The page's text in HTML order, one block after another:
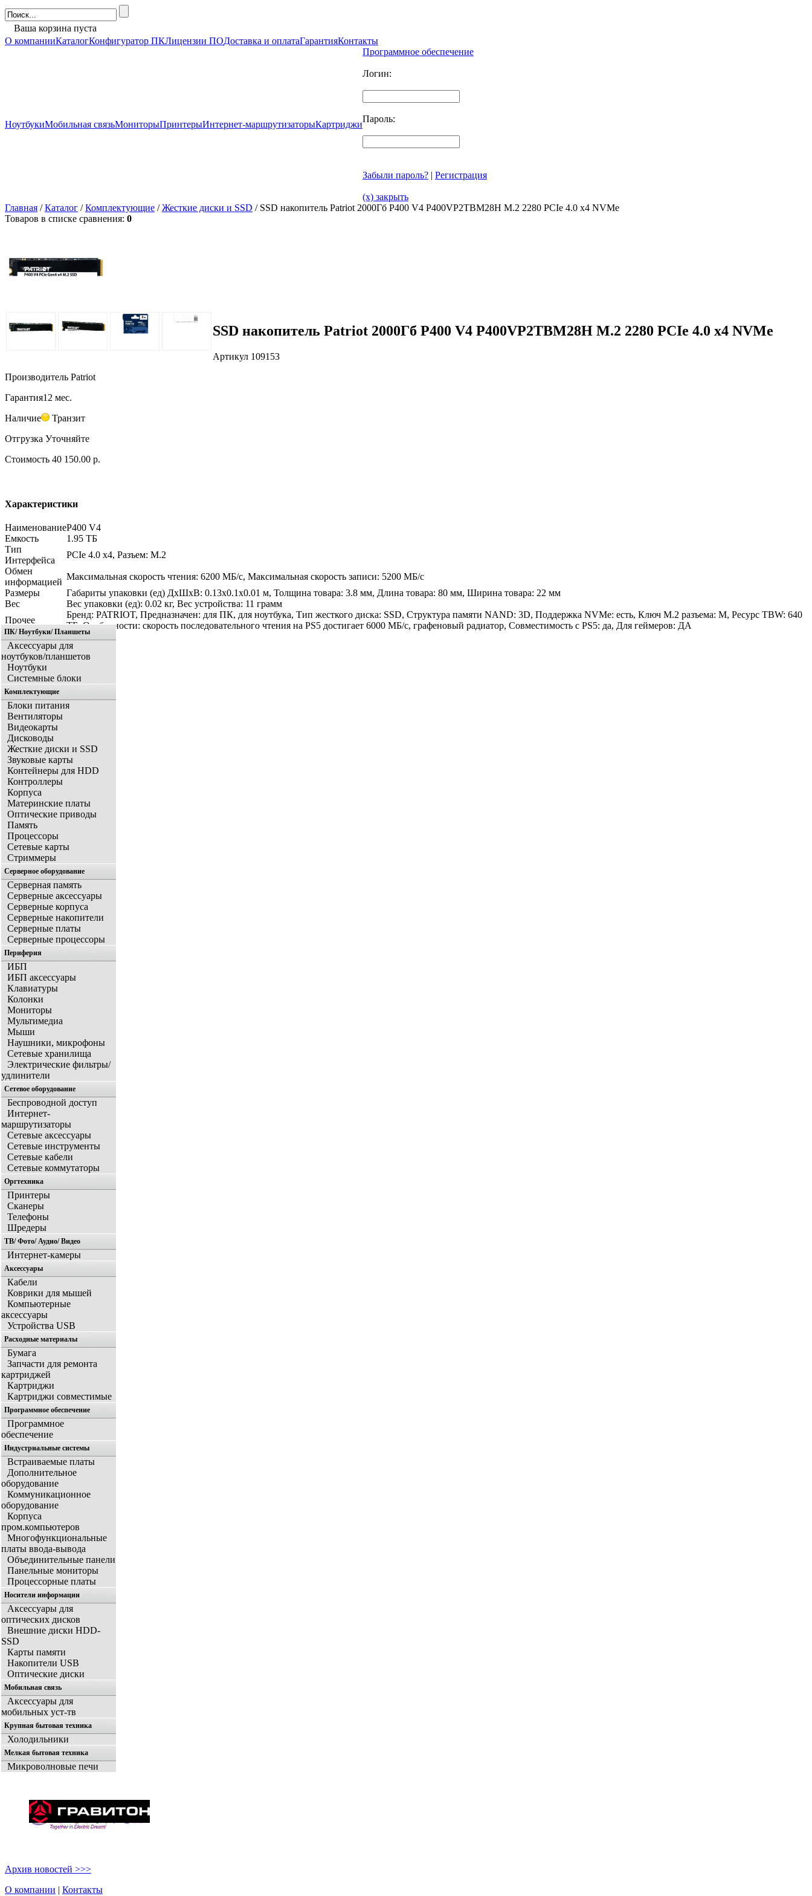
Ваша корзина пуста
О компанииКаталогКонфигуратор ПКЛицензии ПОДоставка и оплатаГарантияКонтакты
НоутбукиМобильная связьМониторыПринтерыИнтернет-маршрутизаторыКартриджи
Программное обеспечение
Логин:
Пароль:
Забыли пароль? | Регистрация
(x) закрыть
Главная /Каталог /Комплектующие /Жесткие диски и SSD / SSD накопитель Patriot 2000Гб P400 V4 P400VP2TBM28H M.2 2280 PCIe 4.0 x4 NVMe
Товаров в списке сравнения: 0
SSD накопитель Patriot 2000Гб P400 V4 P400VP2TBM28H M.2 2280 PCIe 4.0 x4 NVMe
Артикул 109153
Производитель Patriot
Гарантия12 мес.
Наличие
Транзит
Отгрузка Уточняйте
Стоимость 40 150.00 р.
Характеристики
НаименованиеP400 V4
Емкость
1.95 ТБ
Тип
Интерфейса
PCIe 4.0 x4, Разъем: M.2
Обмен
информацией
Максимальная скорость чтения: 6200 МБ/с, Максимальная скорость записи: 5200 МБ/с
Размеры
Габариты упаковки (ед) ДхШхВ: 0.13x0.1x0.01 м, Толщина товара: 3.8 мм, Длина товара: 80 мм, Ширина товара: 22 мм
Вес
Вес упаковки (ед): 0.02 кг, Вес устройства: 11 грамм
Прочее
Бренд: PATRIOT, Предназначен: для ПК, для ноутбука, Тип жесткого диска: SSD, Структура памяти NAND: 3D, Поддержка NVMe: есть, Ключ M.2 разъема: M, Ресурс TBW: 640
ТБ, Особенности: скорость последовательного чтения на PS5 достигает 6000 МБ/с, графеновый радиатор, Совместимость с PS5: да, Для геймеров: ДА
ПК/ Ноутбуки/ Планшеты
Аксессуары для
ноутбуков/планшетов
Ноутбуки
Системные блоки
Комплектующие
Блоки питания
Вентиляторы
Видеокарты
Дисководы
Жесткие диски и SSD
Звуковые карты
Контейнеры для HDD
Контроллеры
Корпуса
Материнские платы
Оптические приводы
Память
Процессоры
Сетевые карты
Стриммеры
Серверное оборудование
Серверная память
Серверные аксессуары
Серверные корпуса
Серверные накопители
Серверные платы
Серверные процессоры
Периферия
ИБП
ИБП аксессуары
Клавиатуры
Колонки
Мониторы
Мультимедиа
Мыши
Наушники, микрофоны
Сетевые хранилища
Электрические фильтры/
удлинители
Сетевое оборудование
Беспроводной доступ
Интернет-
маршрутизаторы
Сетевые аксессуары
Сетевые инструменты
Сетевые кабели
Сетевые коммутаторы
Оргтехника
Принтеры
Сканеры
Телефоны
Шредеры
ТВ/ Фото/ Аудио/ Видео
Интернет-камеры
Аксессуары
Кабели
Коврики для мышей
Компьютерные
аксессуары
Устройства USB
Расходные материалы
Бумага
Запчасти для ремонта
картриджей
Картриджи
Картриджи совместимые
Программное обеспечение
Программное
обеспечение
Индустриальные системы
Встраиваемые платы
Дополнительное
оборудование
Коммуникационное
оборудование
Корпуса
пром.компьютеров
Многофункциональные
платы ввода-вывода
Объединительные панели
Панельные мониторы
Процессорные платы
Носители информации
Аксессуары для
оптических дисков
Внешние диски HDD-
SSD
Карты памяти
Накопители USB
Оптические диски
Мобильная связь
Аксессуары для
мобильных уст-тв
Крупная бытовая техника
Холодильники
Мелкая бытовая техника
Микроволновые печи
Архив новостей >>>
О компании | Контакты